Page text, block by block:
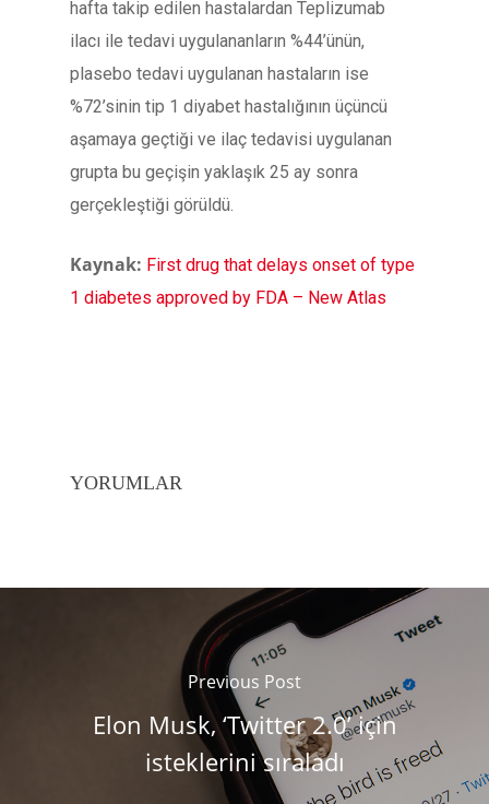
hafta takip edilen hastalardan Teplizumab
ilacı ile tedavi uygulananların %44’ünün,
plasebo tedavi uygulanan hastaların ise
%72’sinin tip 1 diyabet hastalığının üçüncü
aşamaya geçtiği ve ilaç tedavisi uygulanan
grupta bu geçişin yaklaşık 25 ay sonra
gerçekleştiği görüldü.
Kaynak: First drug that delays onset of type
1 diabetes approved by FDA – New Atlas
YORUMLAR
Previous Post
Elon Musk, ‘Twitter 2.0’ için
isteklerini sıraladı